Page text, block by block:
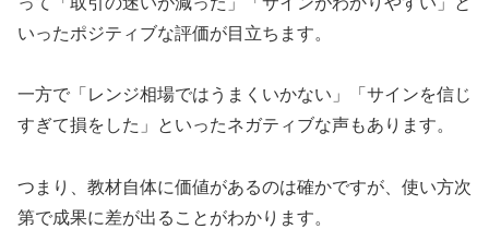
いったポジティブな評価が目立ちます。
一方で「レンジ相場ではうまくいかない」「サインを信じ
すぎて損をした」といったネガティブな声もあります。
つまり、教材自体に価値があるのは確かですが、使い方次
第で成果に差が出ることがわかります。